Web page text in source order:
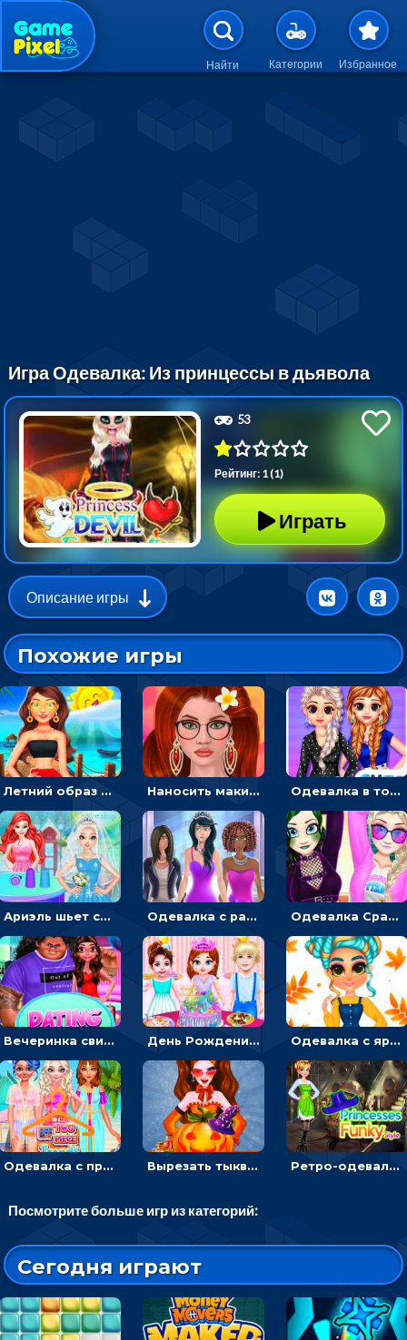
Перейти к основному
Найти Категории Избранное
Игра Одевалка: Из принцессы в дьявола
53
Рейтинг: 1 (1)
Играть
Описание игры
Похожие игры
Летний образ для подруг: переодевать девочек для прогулки Наносить макияж и делать прическу для корейской принцессы Одевалка в точку и полоску: создавать образы для принцесс и фотографировать
Ариэль шьет свадебные платья для принцесс в салоне - одевалка Одевалка с разными стилями: переодевать, красить и выигрывать конкурс красоты Одевалка Сражение для девочек-принцесс: софт против гранжа
Вечеринка свиданий: одевалка для влюбленных День Рождения Тейлор: печь торт для девочки или наряжать именинницу Одевалка с яркими осенними нарядами: собирать образ для прогулки
Одевалка с принцессами на пляже Вырезать тыкву и одевать Харли Квинн - одевалка с карвингом Ретро-одевалка: Принцессы преображаются в стиле фанк
Посмотрите больше игр из категорий:
Сегодня играют